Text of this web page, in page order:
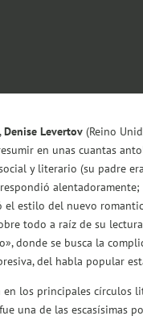
Denise Levertov(Reino
en unas cuantas
y literario (su padre
estilo del nuevo
todo a raíz de su
donde se busca la
del habla popular
los principales círculos
una de las escasísimas